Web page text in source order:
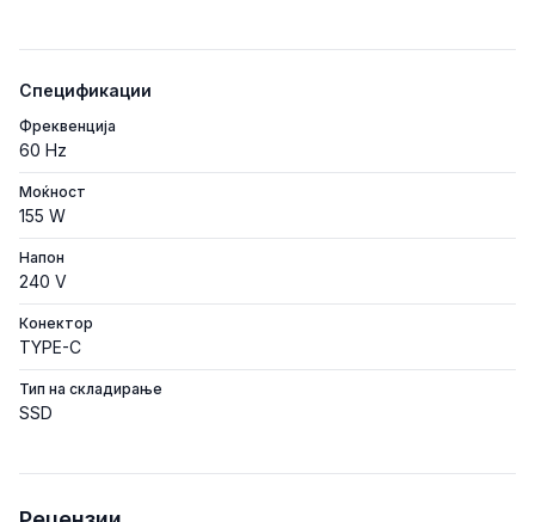
Спецификации
Фреквенција
60 Hz
Моќност
155 W
Напон
240 V
Конектор
TYPE-C
Тип на складирање
SSD